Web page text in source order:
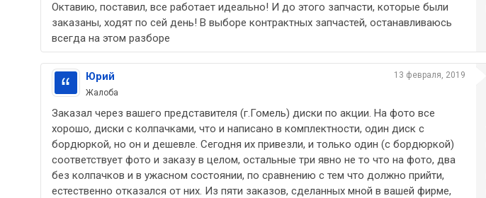
Октавию, поставил, все работает идеально! И до этого запчасти, которые были
заказаны, ходят по сей день! В выборе контрактных запчастей, останавливаюсь
всегда на этом разборе
13 февраля, 2019
Юрий
Жалоба
Заказал через вашего представителя (г.Гомель) диски по акции. На фото все
хорошо, диски с колпачками, что и написано в комплектности, один диск с
бордюркой, но он и дешевле. Сегодня их привезли, и только один (с бордюркой)
соответствует фото и заказу в целом, остальные три явно не то что на фото, два
без колпачков и в ужасном состоянии, по сравнению с тем что должно прийти,
естественно отказался от них. Из пяти заказов, сделанных мной в вашей фирме,